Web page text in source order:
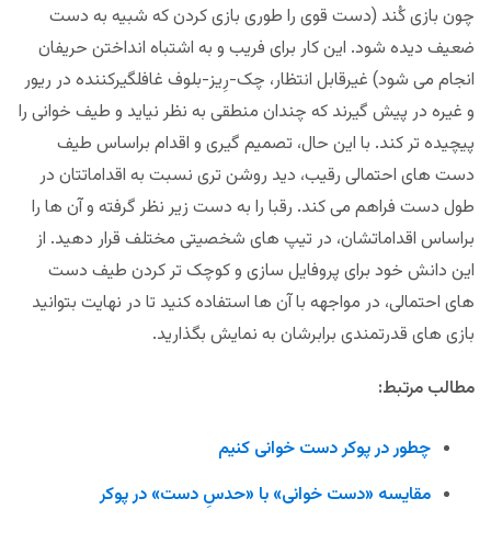
چون بازی کُند (دست قوی را طوری بازی کردن که شبیه به دست
ضعیف دیده شود. این کار برای فریب و به اشتباه انداختن حریفان
انجام می ‌شود) غیرقابل انتظار، چک-رِیز-بلوف غافلگیرکننده در ریور
و غیره در پیش گیرند که چندان منطقی به نظر نیاید و طیف خوانی را
پیچیده تر کند. با این حال، تصمیم گیری و اقدام براساس طیف
دست های احتمالی رقیب، دید روشن تری نسبت به اقداماتتان در
طول دست فراهم می کند. رقبا را به دست زیر نظر گرفته و آن ها را
براساس اقداماتشان، در تیپ های شخصیتی مختلف قرار دهید. از
این دانش خود برای پروفایل سازی و کوچک تر کردن طیف دست
های احتمالی، در مواجهه با آن ها استفاده کنید تا در نهایت بتوانید
بازی های قدرتمندی برابرشان به نمایش بگذارید.
مطالب مرتبط:
چطور در پوکر دست خوانی کنیم
مقایسه «دست خوانی» با «حدسِ دست» در پوکر